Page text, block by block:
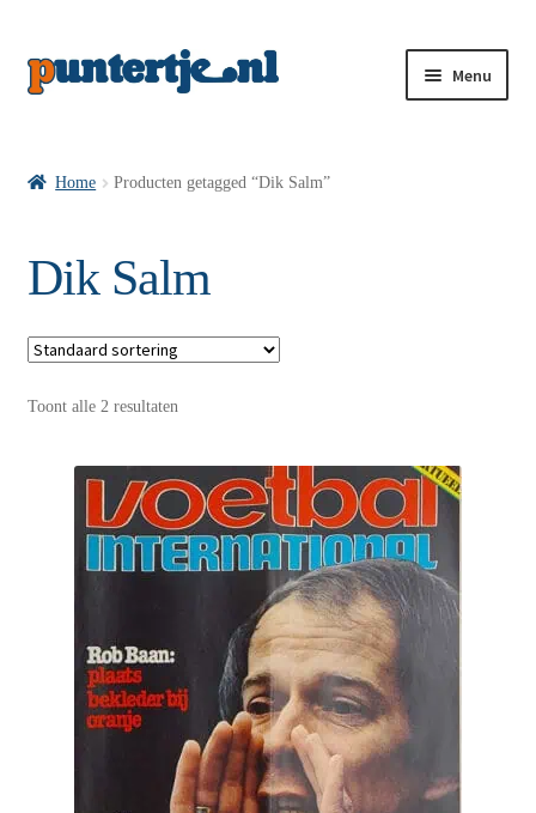
Menu
VI’s met Posters
Wie is puntertje
Contact
Home Producten getagged “Dik Salm”
Dik Salm
Toont alle 2 resultaten